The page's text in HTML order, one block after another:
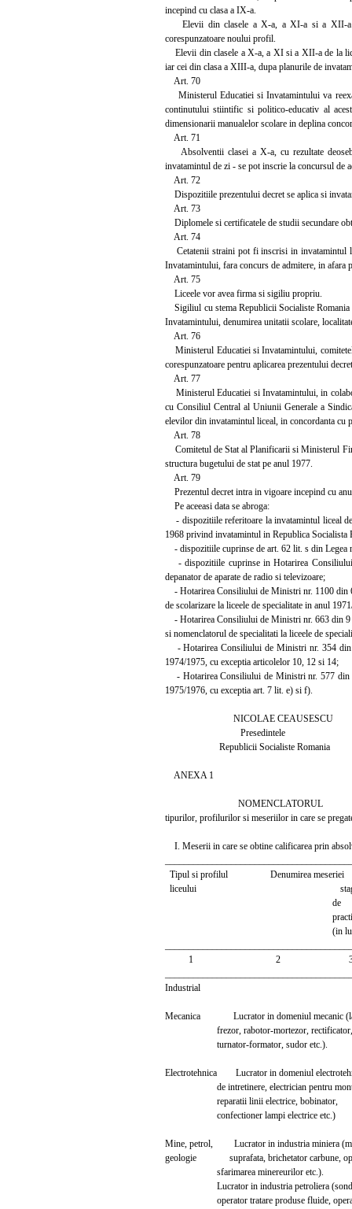
incepind cu clasa a IX-a.
Elevii din clasele a X-a, a XI-a si a XII-a
corespunzatoare noului profil.
Elevii din clasele a X-a, a XI si a XII-a de la
iar cei din clasa a XIII-a, dupa planurile de
Art. 70
Ministerul Educatiei si Invatamintului va
continutului stiintific si politico-educativ al
dimensionarii manualelor scolare in deplina
Art. 71
Absolventii clasei a X-a, cu rezultate
invatamintul de zi - se pot inscrie la concursul de
Art. 72
Dispozitiile prezentului decret se aplica si
Art. 73
Diplomele si certificatele de studii secundare
Art. 74
Cetatenii straini pot fi inscrisi in invatamintul
Invatamintului, fara concurs de admitere, in
Art. 75
Liceele vor avea firma si sigiliu propriu.
Sigiliul cu stema Republicii Socialiste
Invatamintului, denumirea unitatii scolare,
Art. 76
Ministerul Educatiei si Invatamintului,
corespunzatoare pentru aplicarea prezentului
Art. 77
Ministerul Educatiei si Invatamintului, in
cu Consiliul Central al Uniunii Generale a
elevilor din invatamintul liceal, in concordanta cu
Art. 78
Comitetul de Stat al Planificarii si Ministerul
structura bugetului de stat pe anul 1977.
Art. 79
Prezentul decret intra in vigoare incepind cu
Pe aceeasi data se abroga:
- dispozitiile referitoare la invatamintul liceal
1968 privind invatamintul in Republica Socialista
- dispozitiile cuprinse de art. 62 lit. s din Legea
- dispozitiile cuprinse in Hotarirea Consiliului
depanator de aparate de radio si televizoare;
- Hotarirea Consiliului de Ministri nr. 1100 din
de scolarizare la liceele de specialitate in anul
- Hotarirea Consiliului de Ministri nr. 663 din 9
si nomenclatorul de specialitati la liceele de
- Hotarirea Consiliului de Ministri nr. 354 din
1974/1975, cu exceptia articolelor 10, 12 si 14;
- Hotarirea Consiliului de Ministri nr. 577 din
1975/1976, cu exceptia art. 7 lit. e) si f).
NICOLAE CEAUSESCU
Presedintele
Republicii Socialiste Romania
ANEXA 1
NOMENCLATORUL
tipurilor, profilurilor si meseriilor in care se
I. Meserii in care se obtine calificarea prin
Tipul si profilul Denumirea
liceului
de
(in
1 2
Industrial
Mecanica Lucrator in domeniul mecanic
frezor, rabotor-mortezor, rectificator,
turnator-formator, sudor etc.).
Electrotehnica Lucrator in domeniul
de intretinere, electrician pentru
reparatii linii electrice, bobinator,
confectioner lampi electrice etc.)
Mine, petrol, Lucrator in industria
geologie suprafata, brichetator carbune,
sfarimarea minereurilor etc.).
Lucrator in industria petroliera
operator tratare produse fluide,